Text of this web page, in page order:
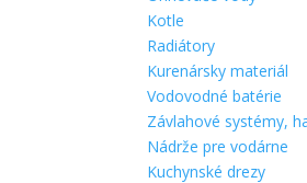
Kotle
Radiátory
Kurenársky materiál
Vodovodné batérie
Závlahové systémy,
Nádrže pre vodárne
Kuchynské drezy